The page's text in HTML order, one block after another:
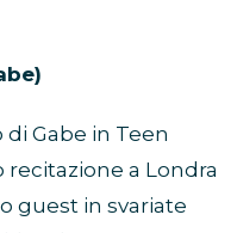
Gabe in Teen
recitazione a Londra
guest in svariate